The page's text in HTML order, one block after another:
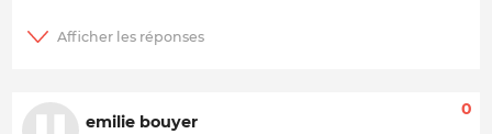
emilie bouyer
0